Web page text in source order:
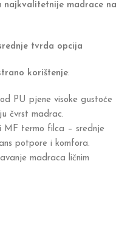
najkvalitetnije madrace na
tvrda opcija
korištenje:
PU pjene visoke gustoće
čvrst madrac.
MF termo filca – srednje
potpore i komfora.
madraca ličnim